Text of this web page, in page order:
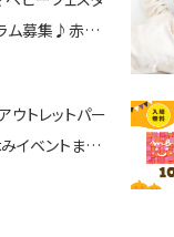
ム募集♪赤ち
演しません
ウトレットパー
イベントまと
び・激辛グル